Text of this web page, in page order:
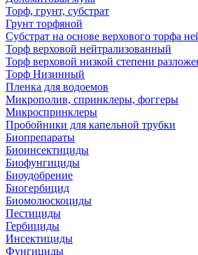
Торф, грунт, субстрат
Грунт торфяной
Субстрат на основе верхового торфа
Торф верховой нейтрализованный
Торф верховой низкой степени
Торф Низинный
Пленка для водоемов
Микрополив, спринклеры, фоггеры
Микроспринклеры
Пробойники для капельной трубки
Биопрепараты
Биоинсектициды
Биофунгициды
Биоудобрение
Биогербицид
Биомолюскоциды
Пестициды
Гербициды
Инсектициды
Фунгициды